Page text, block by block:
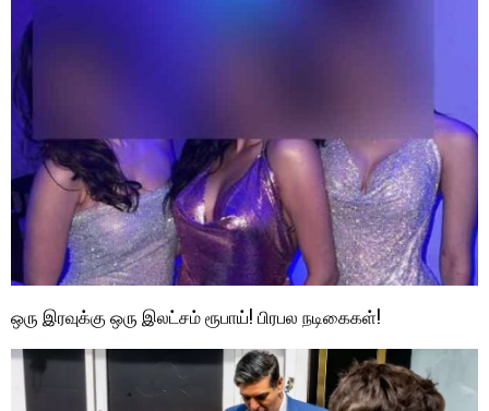
ஒரு இரவுக்கு ஒரு இலட்சம் ரூபாய்! பிரபல நடிகைகள்!